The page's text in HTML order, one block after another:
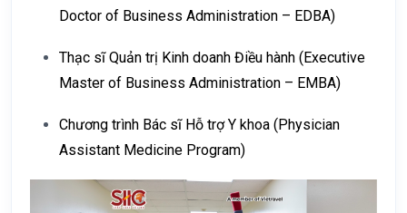
Doctor of Business Administration – EDBA)
Thạc sĩ Quản trị Kinh doanh Điều hành (Executive
Master of Business Administration – EMBA)
Chương trình Bác sĩ Hỗ trợ Y khoa (Physician
Assistant Medicine Program)